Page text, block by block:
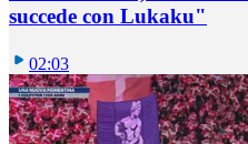
succede con Lukaku"
02:03